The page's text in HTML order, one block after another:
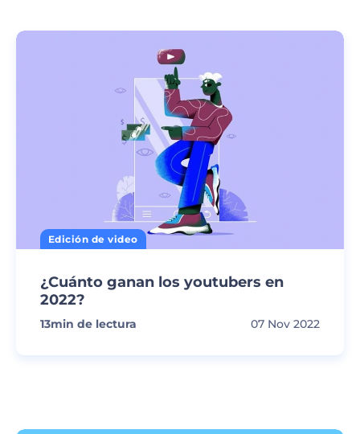
Edición de video
¿Cuánto ganan los youtubers en
2022?
13min de lectura 07 Nov 2022